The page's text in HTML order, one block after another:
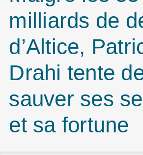
milliards de
d’Altice,
Drahi tente
sauver ses
et sa fortune